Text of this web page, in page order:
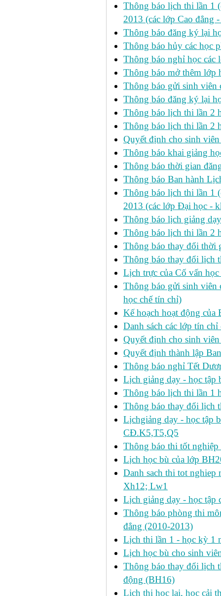
Thông báo lịch thi lần 1
2013 (các lớp Cao đẳng
Thông báo đăng ký lại
Thông báo hủy các học
Thông báo nghỉ học các
Thông báo mở thêm lớp
Thông báo gửi sinh viên
Thông báo đăng ký lại
Thông báo lịch thi lần 2
Thông báo lịch thi lần 2
Quyết định cho sinh
Thông báo khai giảng
Thông báo thời gian
Thông báo Ban hành
Thông báo lịch thi lần 1
2013 (các lớp Đại học -
Thông báo lịch giảng
Thông báo lịch thi lần 2
Thông báo thay đổi thời
Thông báo thay đổi lịch
Lịch trực của Cố vấn học
Thông báo gửi sinh viên
học chế tín chỉ)
Kế hoạch hoạt động
Danh sách các lớp tín
Quyết định cho sinh
Quyết định thành lập
Thông báo nghỉ Tết
Lịch giảng dạy - học tập
Thông báo lịch thi lần 1
Thông báo thay đổi lịch
Lịchgiảng dạy - học tập
CĐ.K5,T5,Q5
Thông báo thi tốt nghiệp
Lịch học bù của lớp
Danh sach thi tot
Xh12; Lw1
Lịch giảng dạy - học tập
Thông báo phòng thi
đẳng (2010-2013)
Lịch thi lần 1 - học kỳ 1
Lịch học bù cho sinh
Thông báo thay đổi lịch
động (BH16)
Lịch thi học lại, học cải